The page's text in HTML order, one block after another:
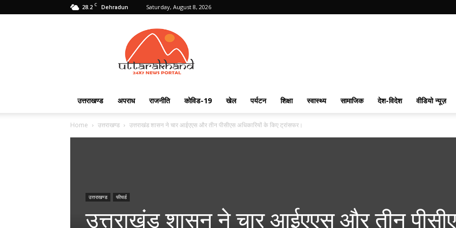
28.2 C Dehradun Saturday, August 8, 2026
Uttarakhand
24X7
उत्तराखण्ड अपराध राजनीति कोविड-19 खेल पर्यटन शिक्षा स्वास्थ्य सामाजिक देश-विदेश वीडियो न्यूज़
Home उत्तराखण्ड उत्तराखंड शासन ने चार आईएएस और तीन पीसीएस अधिकारियों के किए ट्रांसफर।
उत्तराखण्ड फीचर्ड
उत्तराखंड शासन ने चार आईएएस और तीन